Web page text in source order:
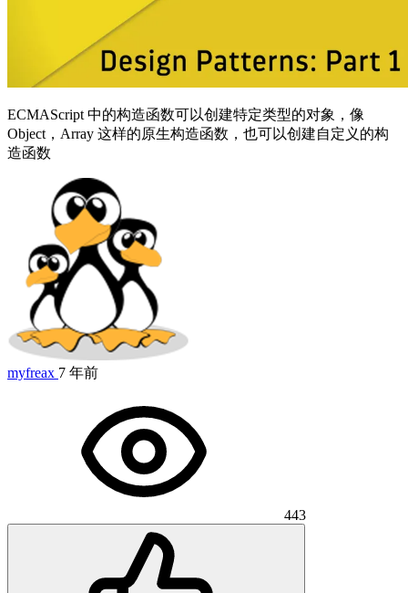
ECMAScript 中的构造函数可以创建特定类型的对象，像
Object，Array 这样的原生构造函数，也可以创建自定义的构
造函数
myfreax 7 年前
443